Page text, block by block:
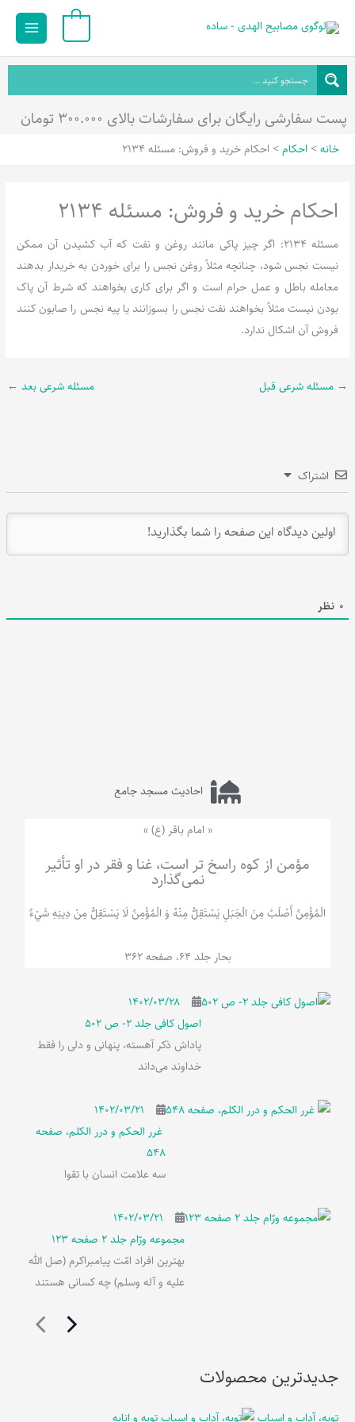
محتوا
Main
پست سفارشی رایگان برای سفارشات بالای ۳۰۰.۰۰۰ تومان
خانه احکام احکام خريد و فروش: مسئله 2134
احکام خرید و فروش: مسئله 2134
مسئله 2134: اگر چیز پاکی مانند روغن و نفت که آب کشیدن آن ممکن
نیست نجس شود، چنانچه مثلاً روغن نجس را برای خوردن به خریدار بدهند
معامله باطل و عمل حرام است و اگر برای کاری بخواهند که شرط آن پاک
بودن نیست مثلاً بخواهند نفت نجس را بسوزانند یا پیه نجس را صابون کنند
فروش آن اشکال ندارد.
→ مسئله شرعی قبل مسئله شرعی بعد ←
اشتراک
0 نظر
احادیث مسجد جامع
« امام باقر (ع) »
مؤمن از کوه راسخ تر است، غنا و فقر در او تأثیر
نمی‌گذارد
الْمُؤْمِنُ‌ أَصْلَبُ‌ مِنَ‌ الْجَبَلِ‌ یَسْتَقِلُّ مِنْهُ وَ الْمُؤْمِنُ لَا يَسْتَقِلُّ مِنْ دِينِهِ شَيْ‌ءٌ
بحار جلد 64، صفحه 362
۱۴۰۲/۰۳/۲۸
اصول کافی جلد 2- ص 502
پاداش ذکر آهسته، پنهانی و دلی را فقط
خداوند می‌داند
۱۴۰۲/۰۳/۲۱
غرر الحکم و درر الکلم، صفحه
548
سه علامت انسان با تقوا
۱۴۰۲/۰۳/۲۱
مجموعه ورّام جلد 2 صفحه 123
بهترین افراد امّت پیامبراکرم (صل الله
علیه و آله وسلم) چه کسانی هستند
جدیدترین محصولات
توبه، آداب و اسباب